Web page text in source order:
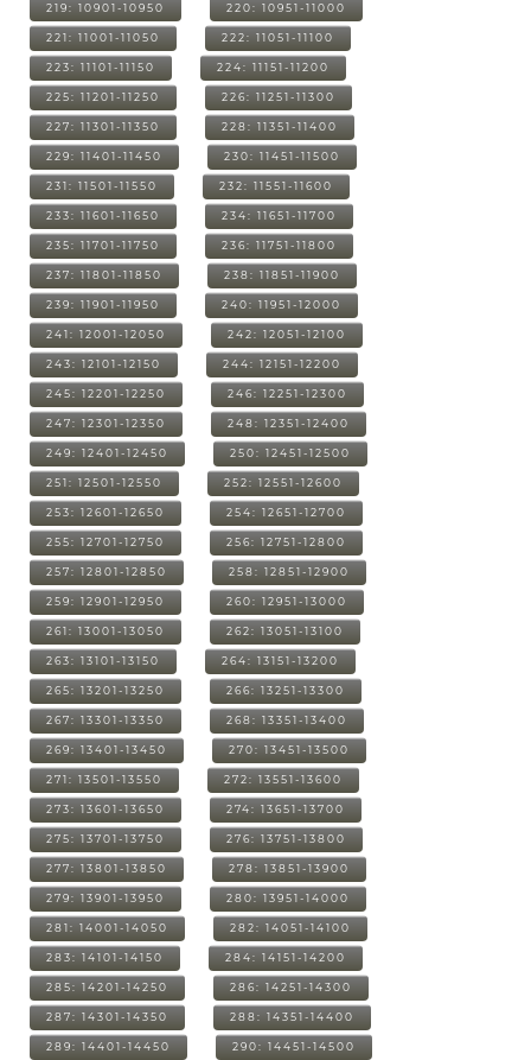
219: 10901-10950 220: 10951-11000
221: 11001-11050 222: 11051-11100
223: 11101-11150 224: 11151-11200
225: 11201-11250 226: 11251-11300
227: 11301-11350 228: 11351-11400
229: 11401-11450 230: 11451-11500
231: 11501-11550 232: 11551-11600
233: 11601-11650 234: 11651-11700
235: 11701-11750 236: 11751-11800
237: 11801-11850 238: 11851-11900
239: 11901-11950 240: 11951-12000
241: 12001-12050 242: 12051-12100
243: 12101-12150 244: 12151-12200
245: 12201-12250 246: 12251-12300
247: 12301-12350 248: 12351-12400
249: 12401-12450 250: 12451-12500
251: 12501-12550 252: 12551-12600
253: 12601-12650 254: 12651-12700
255: 12701-12750 256: 12751-12800
257: 12801-12850 258: 12851-12900
259: 12901-12950 260: 12951-13000
261: 13001-13050 262: 13051-13100
263: 13101-13150 264: 13151-13200
265: 13201-13250 266: 13251-13300
267: 13301-13350 268: 13351-13400
269: 13401-13450 270: 13451-13500
271: 13501-13550 272: 13551-13600
273: 13601-13650 274: 13651-13700
275: 13701-13750 276: 13751-13800
277: 13801-13850 278: 13851-13900
279: 13901-13950 280: 13951-14000
281: 14001-14050 282: 14051-14100
283: 14101-14150 284: 14151-14200
285: 14201-14250 286: 14251-14300
287: 14301-14350 288: 14351-14400
289: 14401-14450 290: 14451-14500